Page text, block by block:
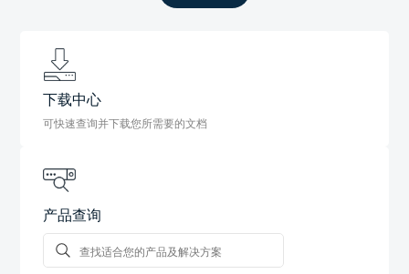
下载中心
可快速查询并下载您所需要的文档
产品查询